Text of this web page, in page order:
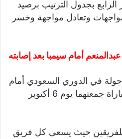
الرابع بجدول الترتيب برصيد
نقطة حيث فاز في 6 مواجهات وتعادل مواجهة وخسر
أمام سيمبا بعد إصابته
جولة في الدوري السعودي أمام
الأهلي بهدف نظيف في مباراة جمعتهما يوم 6 أكتوبر
للفريقين حيث يسعى كل فريق